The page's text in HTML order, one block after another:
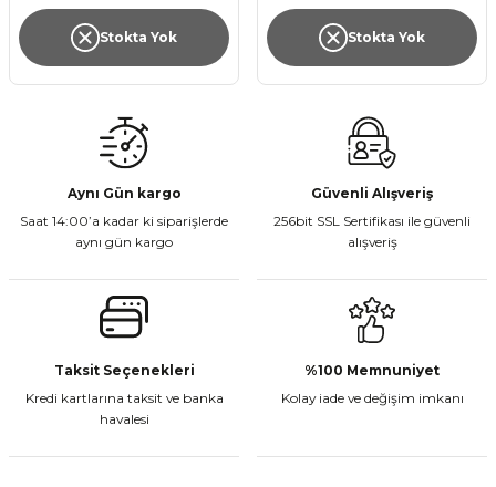
Stokta Yok Stokta Yok
Aynı Gün kargo
Saat 14:00’a kadar ki siparişlerde
aynı gün kargo
Güvenli Alışveriş
256bit SSL Sertifikası ile güvenli
alışveriş
Taksit Seçenekleri
Kredi kartlarına taksit ve banka
havalesi
%100 Memnuniyet
Kolay iade ve değişim imkanı